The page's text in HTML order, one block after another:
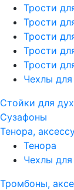
Трости
Трости
Трости
Трости
Трости
Чехлы
Стойки для
Сузафоны
Тенора,
Тенора
Чехлы
Тромбоны,